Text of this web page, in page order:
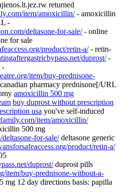
returned
item/amoxicillin/- amoxicillin
-
deltasone-for-sale/- online
for sale
product/retin-a/- retin-
duprost/-
-
item/buy-prednisone-
pharmacy prednisone[/URL
amoxicillin 500 mg
buy duprost without prescription
usa you've self-induced
item/amoxicillin/
500 mg
for-sale/deltasone generic
product/retin-a/
duprost/duprost pills
item/buy-prednisone-without-a-
mg 12 day directions basis: papilla